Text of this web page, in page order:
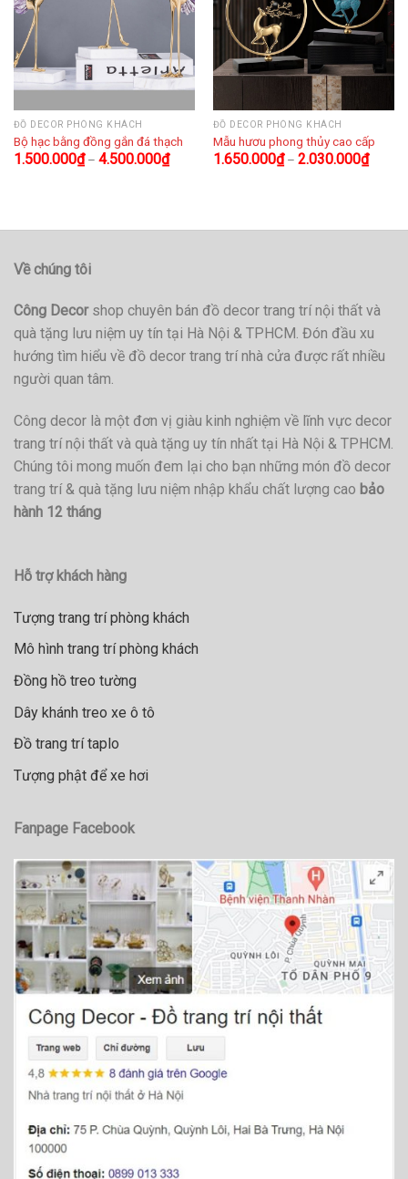
ĐỒ DECOR PHÒNG KHÁCH
Bộ hạc bằng đồng gắn đá thạch
1.500.000₫– 4.500.000₫
ĐỒ DECOR PHÒNG KHÁCH
Mẫu hươu phong thủy cao cấp
1.650.000₫– 2.030.000₫
Về chúng tôi
Công Decorshop chuyên bán đồ decor trang trí nội thất và
quà tặng lưu niệm uy tín tại Hà Nội & TPHCM. Đón đầu xu
hướng tìm hiểu về đồ decor trang trí nhà cửa được rất nhiều
người quan tâm.
Công decor là một đơn vị giàu kinh nghiệm về lĩnh vực decor
trang trí nội thất và quà tặng uy tín nhất tại Hà Nội & TPHCM.
Chúng tôi mong muốn đem lại cho bạn những món đồ decor
trang trí & quà tặng lưu niệm nhập khẩu chất lượng cao bảo
hành 12 tháng
Hỗ trợ khách hàng
Tượng trang trí phòng khách
Mô hình trang trí phòng khách
Đồng hồ treo tường
Dây khánh treo xe ô tô
Đồ trang trí taplo
Tượng phật để xe hơi
Fanpage Facebook